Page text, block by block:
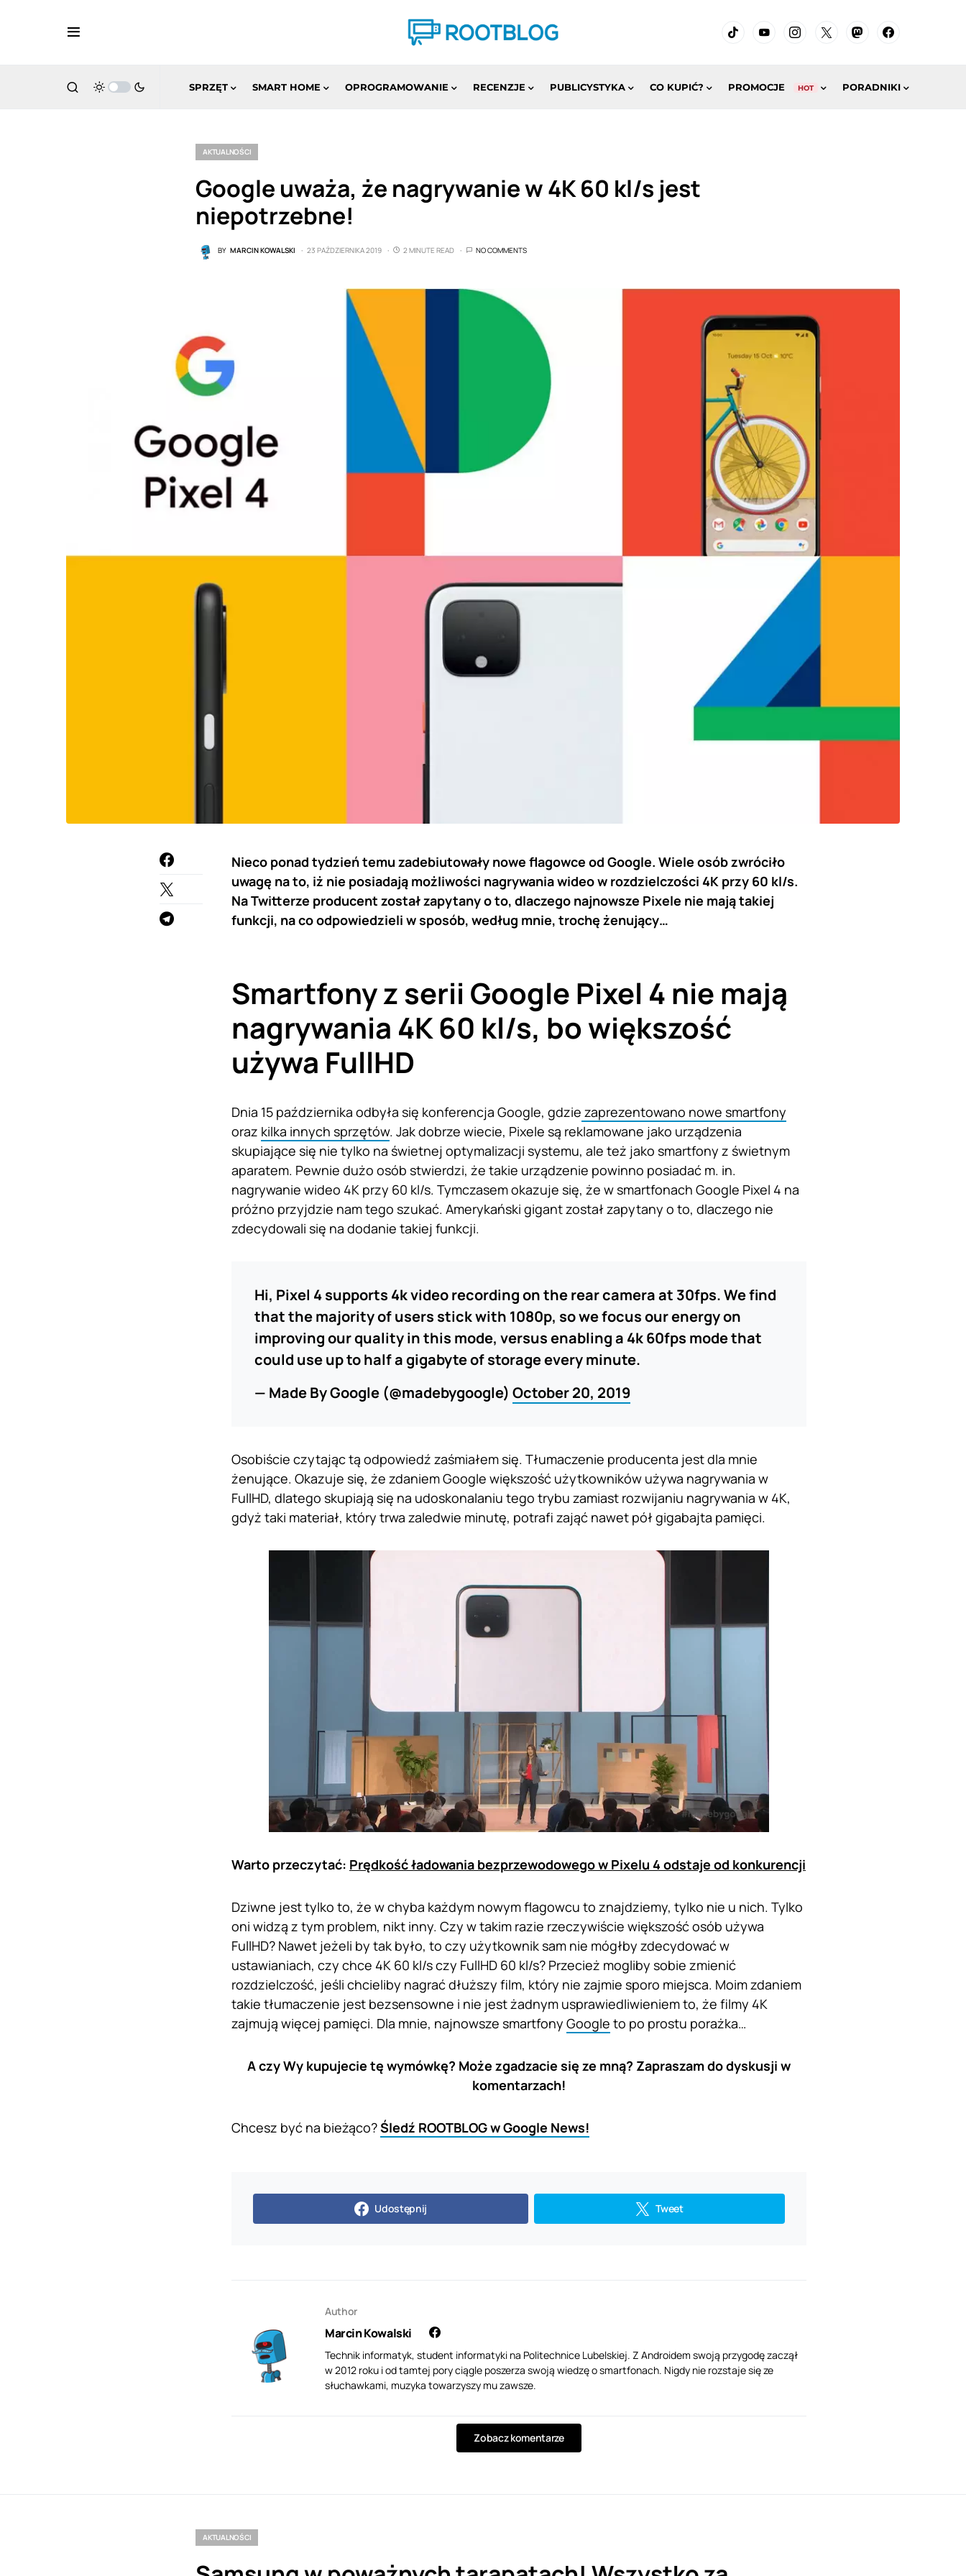
SPRZĘT SMART HOME OPROGRAMOWANIE RECENZJE PUBLICYSTYKA CO KUPIĆ? PROMOCJE HOT PORADNIKI
AKTUALNOŚCI
Google uważa, że nagrywanie w 4K 60 kl/s jest
niepotrzebne!
BY MARCIN KOWALSKI 23 PAŹDZIERNIKA 2019 2 MINUTE READ NO COMMENTS
Nieco ponad tydzień temu zadebiutowały nowe flagowce od Google. Wiele osób zwróciło
uwagę na to, iż nie posiadają możliwości nagrywania wideo w rozdzielczości 4K przy 60 kl/s.
Na Twitterze producent został zapytany o to, dlaczego najnowsze Pixele nie mają takiej
funkcji, na co odpowiedzieli w sposób, według mnie, trochę żenujący…
Smartfony z serii Google Pixel 4 nie mają
nagrywania 4K 60 kl/s, bo większość
używa FullHD
Dnia 15 października odbyła się konferencja Google, gdzie zaprezentowano nowe smartfony
oraz kilka innych sprzętów. Jak dobrze wiecie, Pixele są reklamowane jako urządzenia
skupiające się nie tylko na świetnej optymalizacji systemu, ale też jako smartfony z świetnym
aparatem. Pewnie dużo osób stwierdzi, że takie urządzenie powinno posiadać m. in.
nagrywanie wideo 4K przy 60 kl/s. Tymczasem okazuje się, że w smartfonach Google Pixel 4 na
próżno przyjdzie nam tego szukać. Amerykański gigant został zapytany o to, dlaczego nie
zdecydowali się na dodanie takiej funkcji.
Hi, Pixel 4 supports 4k video recording on the rear camera at 30fps. We find
that the majority of users stick with 1080p, so we focus our energy on
improving our quality in this mode, versus enabling a 4k 60fps mode that
could use up to half a gigabyte of storage every minute.
— Made By Google (@madebygoogle) October 20, 2019
Osobiście czytając tą odpowiedź zaśmiałem się. Tłumaczenie producenta jest dla mnie
żenujące. Okazuje się, że zdaniem Google większość użytkowników używa nagrywania w
FullHD, dlatego skupiają się na udoskonalaniu tego trybu zamiast rozwijaniu nagrywania w 4K,
gdyż taki materiał, który trwa zaledwie minutę, potrafi zająć nawet pół gigabajta pamięci.
Warto przeczytać: Prędkość ładowania bezprzewodowego w Pixelu 4 odstaje od konkurencji
Dziwne jest tylko to, że w chyba każdym nowym flagowcu to znajdziemy, tylko nie u nich. Tylko
oni widzą z tym problem, nikt inny. Czy w takim razie rzeczywiście większość osób używa
FullHD? Nawet jeżeli by tak było, to czy użytkownik sam nie mógłby zdecydować w
ustawianiach, czy chce 4K 60 kl/s czy FullHD 60 kl/s? Przecież mogliby sobie zmienić
rozdzielczość, jeśli chcieliby nagrać dłuższy film, który nie zajmie sporo miejsca. Moim zdaniem
takie tłumaczenie jest bezsensowne i nie jest żadnym usprawiedliwieniem to, że filmy 4K
zajmują więcej pamięci. Dla mnie, najnowsze smartfony Google to po prostu porażka…
A czy Wy kupujecie tę wymówkę? Może zgadzacie się ze mną? Zapraszam do dyskusji w
komentarzach!
Chcesz być na bieżąco?Śledź ROOTBLOG w Google News!
Udostępnij Tweet
Author
Marcin Kowalski
Technik informatyk, student informatyki na Politechnice Lubelskiej. Z Androidem swoją przygodę zaczął
w 2012 roku i od tamtej pory ciągle poszerza swoją wiedzę o smartfonach. Nigdy nie rozstaje się ze
słuchawkami, muzyka towarzyszy mu zawsze.
Zobacz komentarze
AKTUALNOŚCI